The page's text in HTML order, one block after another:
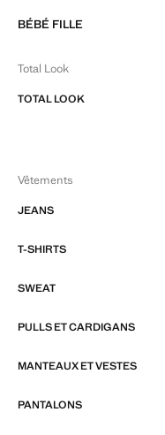
BÉBÉ FILLE
Total Look
TOTAL LOOK
Vêtements
JEANS
T-SHIRTS
SWEAT
PULLS ET CARDIGANS
MANTEAUX ET VESTES
PANTALONS